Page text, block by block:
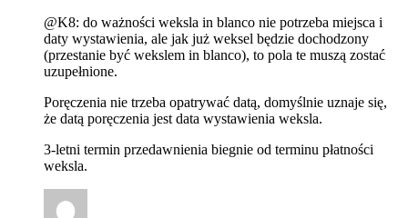
@K8: do ważności weksla in blanco nie potrzeba miejsca i
daty wystawienia, ale jak już weksel będzie dochodzony
(przestanie być wekslem in blanco), to pola te muszą zostać
uzupełnione.
Poręczenia nie trzeba opatrywać datą, domyślnie uznaje się,
że datą poręczenia jest data wystawienia weksla.
3-letni termin przedawnienia biegnie od terminu płatności
weksla.